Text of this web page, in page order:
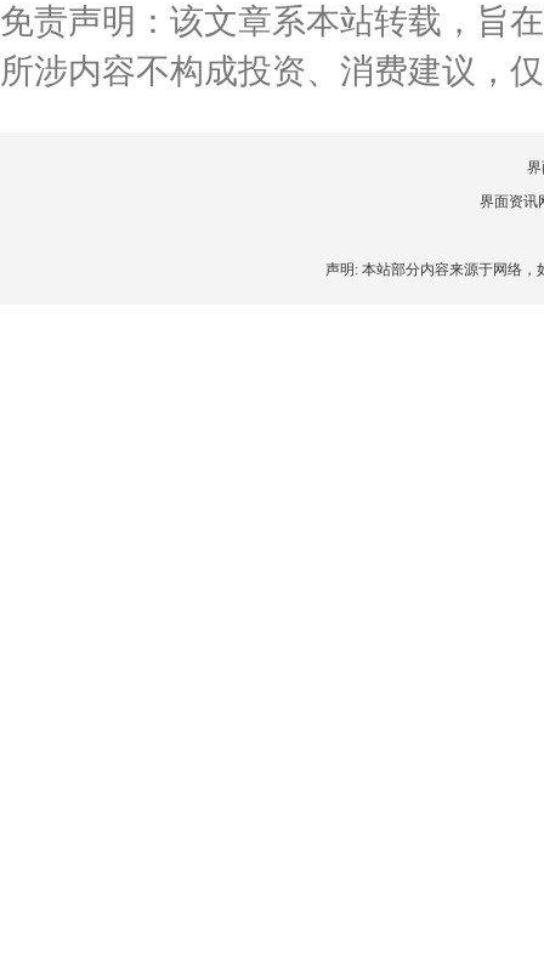
免责声明：该文章系本站转载，旨
所涉内容不构成投资、消费建议，
界
界面资讯
声明: 本站部分内容来源于网络